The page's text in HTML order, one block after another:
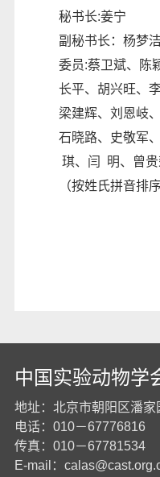
秘书长:姜宁
副秘书长：杨梦洁
委员:蔡卫斌、陈
长平、胡兴旺、
梁建辉、刘恩岐
石晓路、史敬军
琪、闫 明、曾贵
（按姓氏拼音排序
中国实验动物学
地址：北京市朝阳区潘家
电话：010－67776816
传真：010－67781534
E-mail：